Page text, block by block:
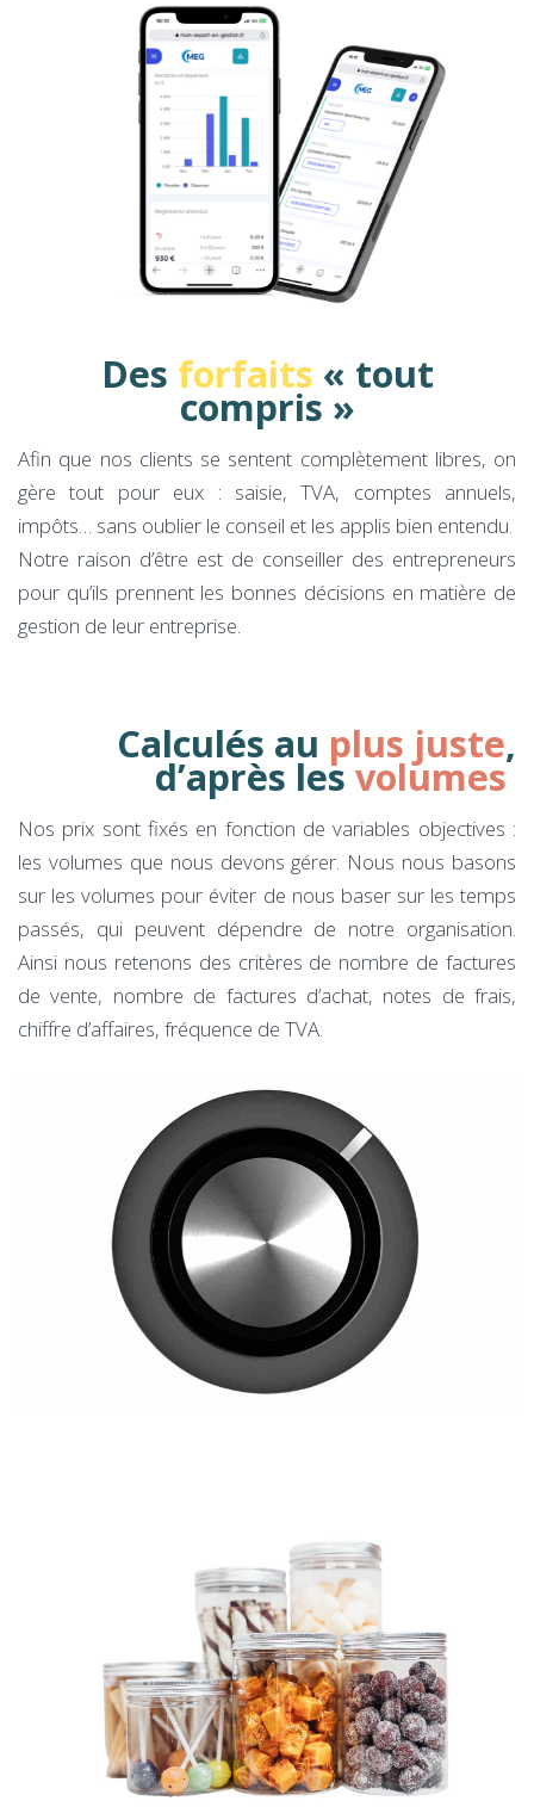
Des forfaits « tout
compris »
Afin que nos clients se sentent complètement libres, on
gère tout pour eux : saisie, TVA, comptes annuels,
impôts… sans oublier le conseil et les applis bien entendu.
Notre raison d’être est de conseiller des entrepreneurs
pour qu’ils prennent les bonnes décisions en matière de
gestion de leur entreprise.
Calculés au plus juste,
d’après les volumes
Nos prix sont fixés en fonction de variables objectives :
les volumes que nous devons gérer. Nous nous basons
sur les volumes pour éviter de nous baser sur les temps
passés, qui peuvent dépendre de notre organisation.
Ainsi nous retenons des critères de nombre de factures
de vente, nombre de factures d’achat, notes de frais,
chiffre d’affaires, fréquence de TVA.